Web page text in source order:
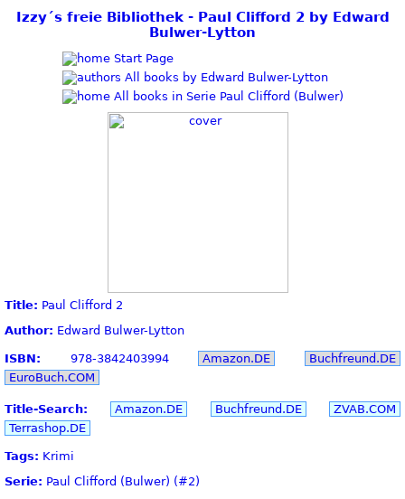
Izzy´s freie Bibliothek - Paul Clifford 2 by Edward
Bulwer-Lytton
Start Page
All books by Edward Bulwer-Lytton
All books in Serie Paul Clifford (Bulwer)
Title: Paul Clifford 2
Author: Edward Bulwer-Lytton
ISBN: 978-3842403994 Amazon.DE
Buchfreund.DE
EuroBuch.COM
Title-Search: Amazon.DE Buchfreund.DE
ZVAB.COM
Terrashop.DE
Tags: Krimi
Serie: Paul Clifford (Bulwer) (#2)